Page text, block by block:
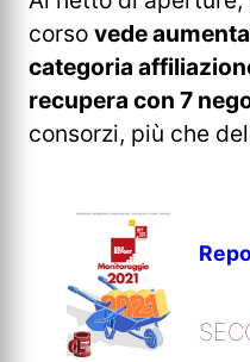
corso vede
categoria
recupera con 7
consorzi, più che